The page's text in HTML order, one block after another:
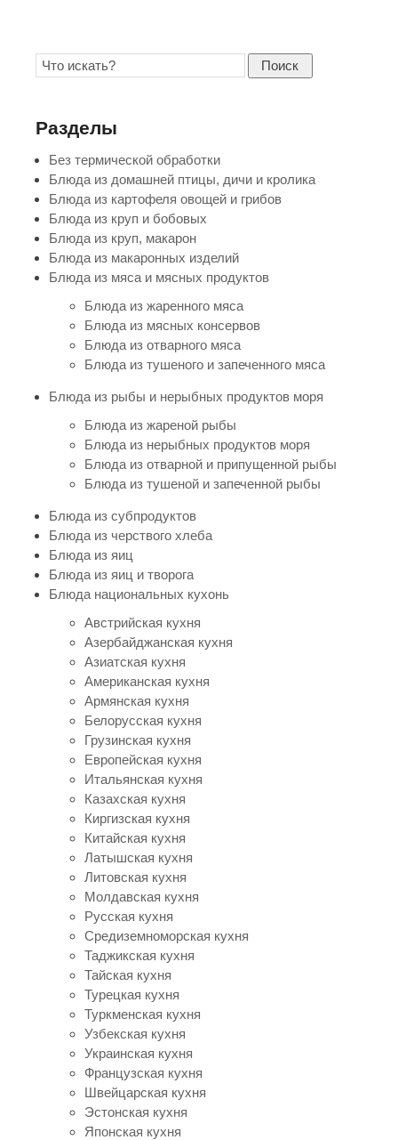
Поиск
Разделы
Без термической обработки
Блюда из домашней птицы, дичи и кролика
Блюда из картофеля овощей и грибов
Блюда из круп и бобовых
Блюда из круп, макарон
Блюда из макаронных изделий
Блюда из мяса и мясных продуктов
Блюда из жаренного мяса
Блюда из мясных консервов
Блюда из отварного мяса
Блюда из тушеного и запеченного мяса
Блюда из рыбы и нерыбных продуктов моря
Блюда из жареной рыбы
Блюда из нерыбных продуктов моря
Блюда из отварной и припущенной рыбы
Блюда из тушеной и запеченной рыбы
Блюда из субпродуктов
Блюда из черствого хлеба
Блюда из яиц
Блюда из яиц и творога
Блюда национальных кухонь
Австрийская кухня
Азербайджанская кухня
Азиатская кухня
Американская кухня
Армянская кухня
Белорусская кухня
Грузинская кухня
Европейская кухня
Итальянская кухня
Казахская кухня
Киргизская кухня
Китайская кухня
Латышская кухня
Литовская кухня
Молдавская кухня
Русская кухня
Средиземноморская кухня
Таджикская кухня
Тайская кухня
Турецкая кухня
Туркменская кухня
Узбекская кухня
Украинская кухня
Французская кухня
Швейцарская кухня
Эстонская кухня
Японская кухня